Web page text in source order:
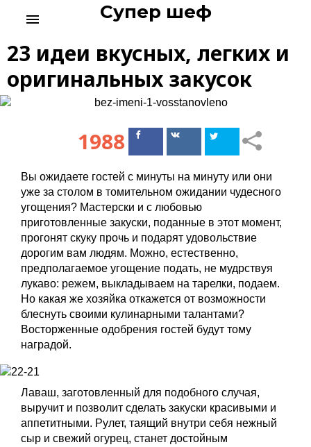
c
Супер шеф
menu
23 идеи вкусных, легких и
оригинальных закусок
1988
ПоделитьсяПоделиться
Вы ожидаете гостей с минуты на минуту или они
уже за столом в томительном ожидании чудесного
угощения? Мастерски и с любовью
приготовленные закуски, поданные в этот момент,
прогонят скуку прочь и подарят удовольствие
дорогим вам людям. Можно, естественно,
предполагаемое угощение подать, не мудрствуя
лукаво: режем, выкладываем на тарелки, подаем.
Но какая же хозяйка откажется от возможности
блеснуть своими кулинарными талантами?
Восторженные одобрения гостей будут тому
наградой.
Лаваш, заготовленный для подобного случая,
выручит и позволит сделать закуски красивыми и
аппетитными. Рулет, таящий внутри себя нежный
сыр и свежий огурец, станет достойным